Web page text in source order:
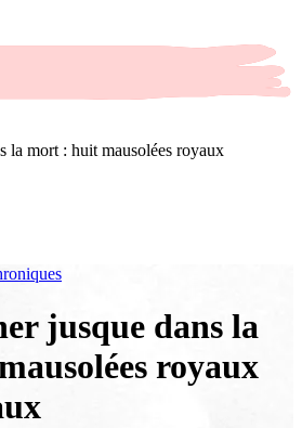
la mort : huit mausolées royaux
jusque dans la
royaux